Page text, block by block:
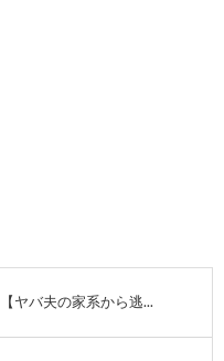
ヤバ夫の家系から逃...